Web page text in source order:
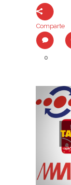
Comparte
0